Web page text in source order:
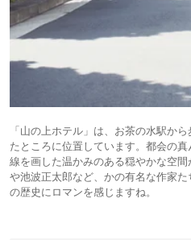
「山の上ホテル」は、お茶の水駅か
たところに位置しています。都会の
線を画した温かみのある穏やかな空
や池波正太郎など、かの有名な作家
の歴史にロマンを感じますね。